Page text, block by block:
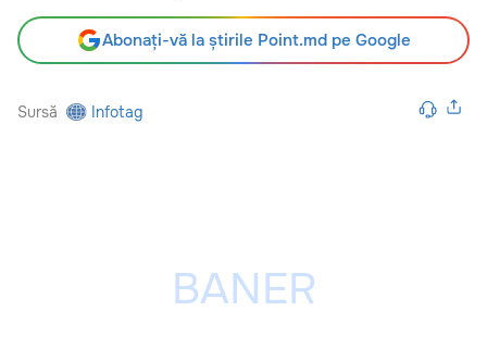
Abonați-vă la știrile Point.md pe Google
Sursă Infotag